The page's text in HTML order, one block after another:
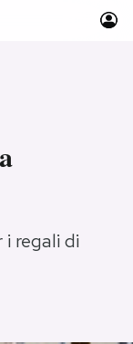
i regali di